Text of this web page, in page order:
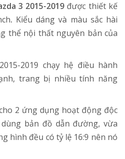
3 2015-2019 được thiết kế
. Kiểu dáng và màu sắc hài
thể nội thất nguyên bản của
2019 chạy hệ điều hành
trang bị nhiều tính năng
2 ứng dụng hoạt động độc
bản đồ dẫn đường, vừa
hình đều có tỷ lệ 16:9 nên nó